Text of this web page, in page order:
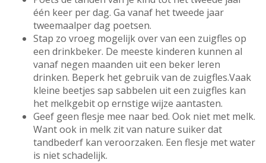
één keer per dag. Ga vanaf het tweede jaar
tweemaalper dag poetsen.
Stap zo vroeg mogelijk over van een zuigfles op
een drinkbeker. De meeste kinderen kunnen al
vanaf negen maanden uit een beker leren
drinken. Beperk het gebruik van de zuigfles.Vaak
kleine beetjes sap sabbelen uit een zuigfles kan
het melkgebit op ernstige wijze aantasten.
Geef geen flesje mee naar bed. Ook niet met melk.
Want ook in melk zit van nature suiker dat
tandbederf kan veroorzaken. Een flesje met water
is niet schadelijk.